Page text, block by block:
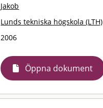
Jakob
Lunds tekniska högskola (LTH)
2006
Öppna dokument